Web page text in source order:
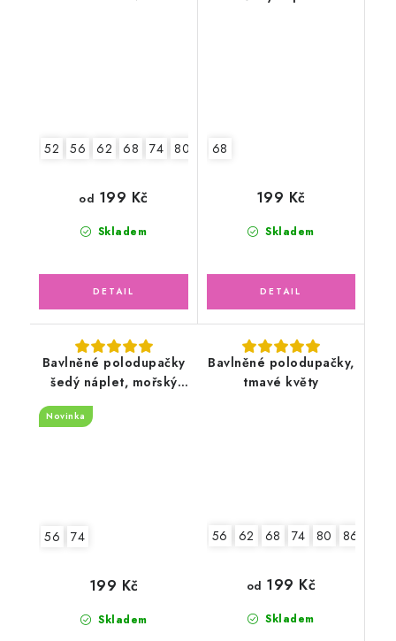
52 56 62 68 74 80 86
Skladem
od 199 Kč
68
Skladem
199 Kč
Bavlněné polodupačky
šedý náplet, mořský
Novinka
56 74
Skladem
199 Kč
Bavlněné polodupačky,
tmavé květy
56 62 68 74 80 86
Skladem
od 199 Kč